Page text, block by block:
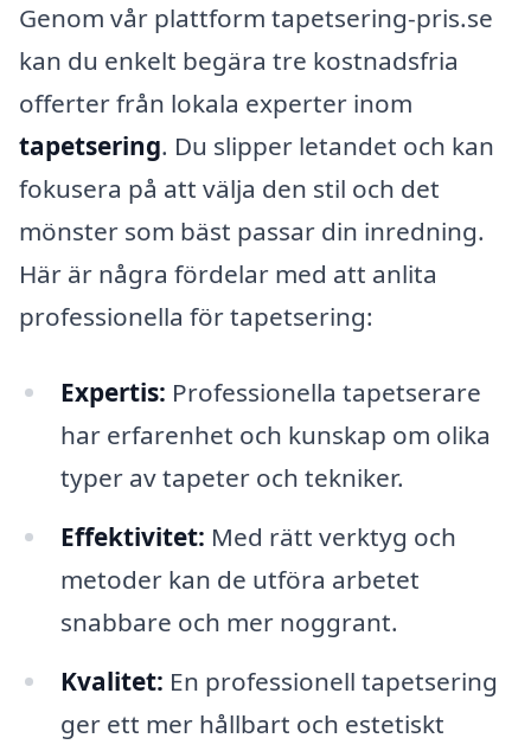
Genom vår plattform tapetsering-pris.se
kan du enkelt begära tre kostnadsfria
offerter från lokala experter inom
tapetsering. Du slipper letandet och kan
fokusera på att välja den stil och det
mönster som bäst passar din inredning.
Här är några fördelar med att anlita
professionella för tapetsering:
Expertis: Professionella tapetserare
har erfarenhet och kunskap om olika
typer av tapeter och tekniker.
Effektivitet: Med rätt verktyg och
metoder kan de utföra arbetet
snabbare och mer noggrant.
Kvalitet: En professionell tapetsering
ger ett mer hållbart och estetiskt